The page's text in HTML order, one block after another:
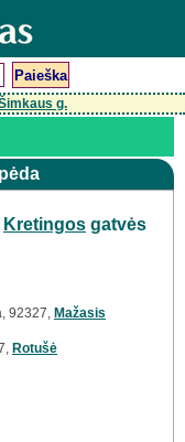
g.
Kretingos gatvės
92327, Mažasis
Rotušė